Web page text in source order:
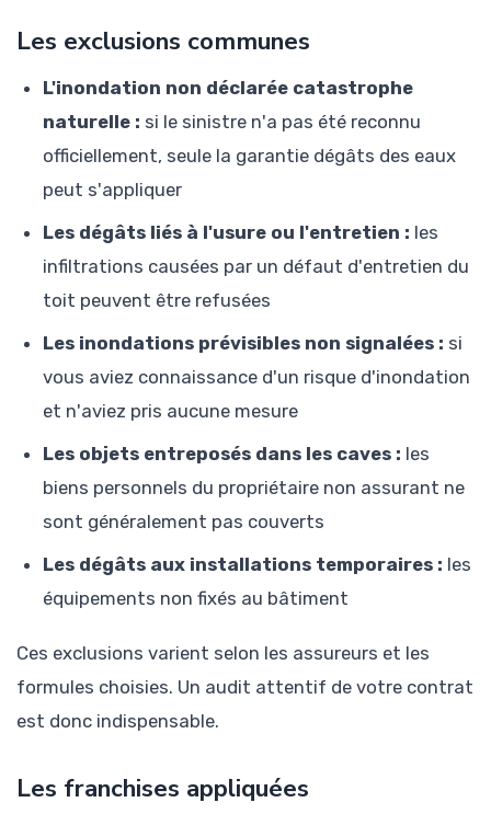
Les exclusions communes
L'inondation non déclarée catastrophe
naturelle : si le sinistre n'a pas été reconnu
officiellement, seule la garantie dégâts des eaux
peut s'appliquer
Les dégâts liés à l'usure ou l'entretien : les
infiltrations causées par un défaut d'entretien du
toit peuvent être refusées
Les inondations prévisibles non signalées : si
vous aviez connaissance d'un risque d'inondation
et n'aviez pris aucune mesure
Les objets entreposés dans les caves : les
biens personnels du propriétaire non assurant ne
sont généralement pas couverts
Les dégâts aux installations temporaires : les
équipements non fixés au bâtiment
Ces exclusions varient selon les assureurs et les
formules choisies. Un audit attentif de votre contrat
est donc indispensable.
Les franchises appliquées